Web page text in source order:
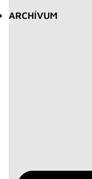
ARCHÍVUM